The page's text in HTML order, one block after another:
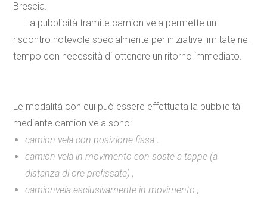
Brescia.
La pubblicità tramite camion vela permette un
riscontro notevole specialmente per iniziative limitate nel
tempo con necessità di ottenere un ritorno immediato.
Le modalità con cui può essere effettuata la pubblicità
mediante camion vela sono:
camion vela con posizione fissa ,
camion vela in movimento con soste a tappe (a
distanza di ore prefissate) ,
camionvela esclusivamente in movimento ,